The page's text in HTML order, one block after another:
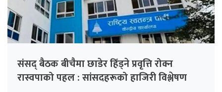
संसद् बैठक बीचैमा छाडेर हिँड्ने प्रवृत्ति रोक्न
रास्वपाको पहल : सांसदहरूको हाजिरी विश्लेषण